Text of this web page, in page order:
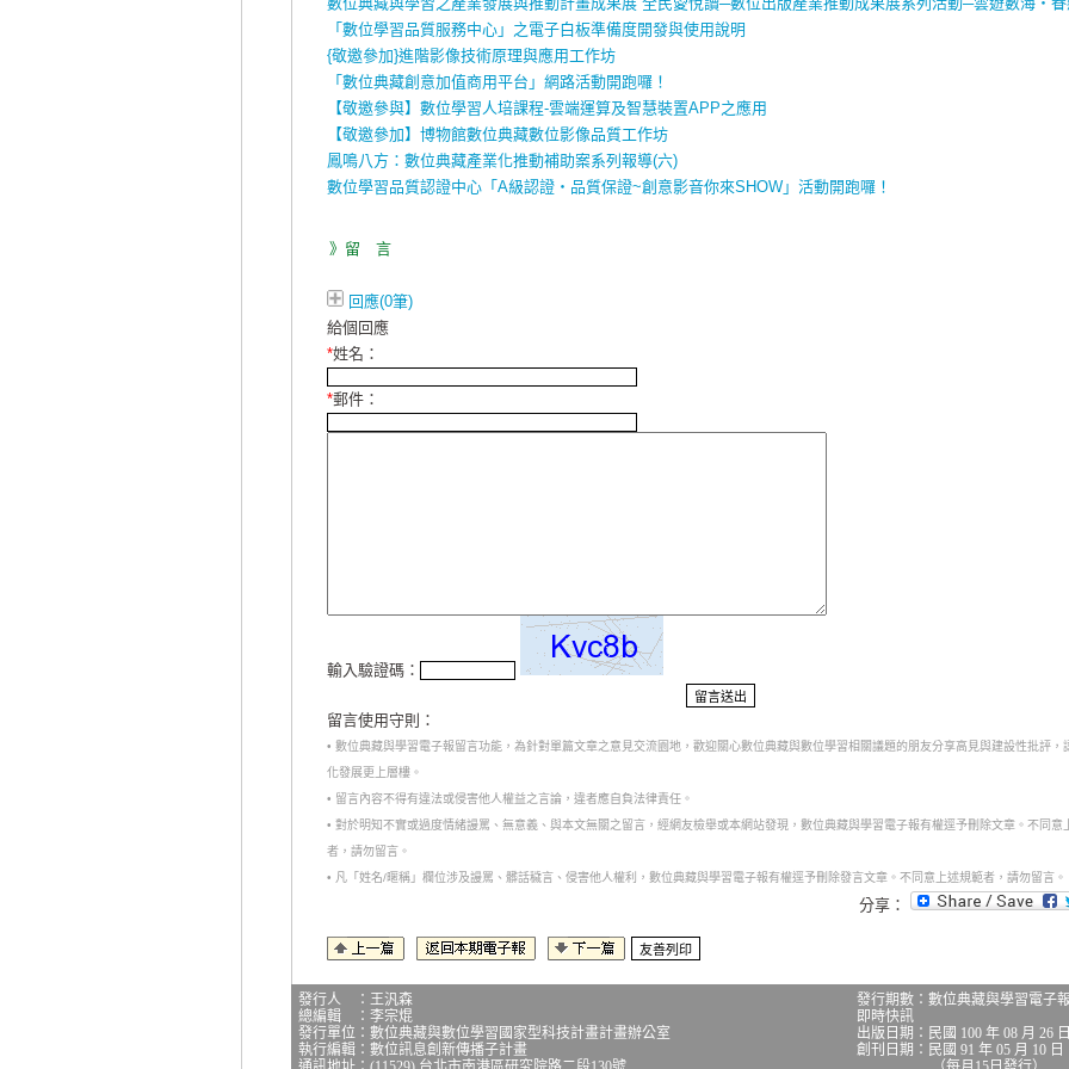
「數位學習品質服務中心」之電子白板準備度開發與使用說明
{敬邀參加}進階影像技術原理與應用工作坊
「數位典藏創意加值商用平台」網路活動開跑囉！
【敬邀參與】數位學習人培課程-雲端運算及智慧裝置APP之應用
【敬邀參加】博物館數位典藏數位影像品質工作坊
鳳鳴八方：數位典藏產業化推動補助案系列報導(六)
數位學習品質認證中心「A級認證‧品質保證~創意影音你來SHOW」活動開跑囉！
》留 言
回應(0筆)
給個回應
*姓名：
*郵件：
輸入驗證碼：
留言使用守則：
• 數位典藏與學習電子報留言功能，為針對單篇文章之意見交流園地，歡迎關心數位典藏與數位學習相關議題的朋友分享高見與建設性批評，
化發展更上層樓。
• 留言內容不得有違法或侵害他人權益之言論，違者應自負法律責任。
• 對於明知不實或過度情緒謾罵、無意義、與本文無關之留言，經網友檢舉或本網站發現，數位典藏與學習電子報有權逕予刪除文章。不同意
者，請勿留言。
• 凡「姓名/暱稱」欄位涉及謾罵、髒話穢言、侵害他人權利，數位典藏與學習電子報有權逕予刪除發言文章。不同意上述規範者，請勿留言。
分享：
發行人 ：王汎森
總編輯 ：李宗焜
發行單位：數位典藏與數位學習國家型科技計畫計畫辦公室
執行編輯：數位訊息創新傳播子計畫
發行期數：數位典藏與學習電子
即時快訊
出版日期：民國 100 年 08 月 26
創刊日期：民國 91 年 05 月 10 日